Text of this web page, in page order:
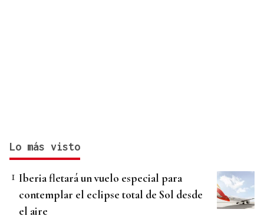
Lo más visto
Iberia fletará un vuelo especial para
contemplar el eclipse total de Sol desde
el aire